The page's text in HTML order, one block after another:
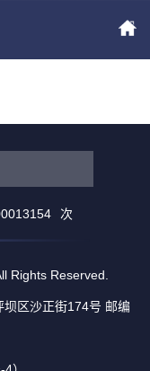
次
Rights Reserved.
区沙正街174号 邮编